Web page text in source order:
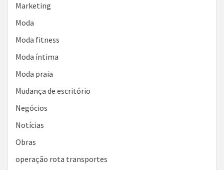
Marketing
Moda
Moda fitness
Moda íntima
Moda praia
Mudança de escritório
Negócios
Notícias
Obras
operação rota transportes